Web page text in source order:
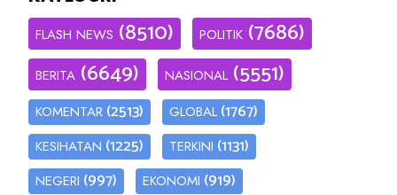
FLASH NEWS (8510) POLITIK (7686)
BERITA (6649) NASIONAL (5551)
KOMENTAR (2513) GLOBAL (1767)
KESIHATAN (1225) TERKINI (1131)
NEGERI (997) EKONOMI (919)